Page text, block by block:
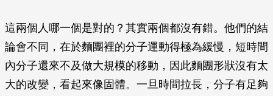
這兩個人哪一個是對的？其實兩個都沒有錯。他們的結
論會不同，在於麵團裡的分子運動得極為緩慢，短時間
內分子還來不及做大規模的移動，因此麵團形狀沒有太
大的改變，看起來像固體。一旦時間拉長，分子有足夠